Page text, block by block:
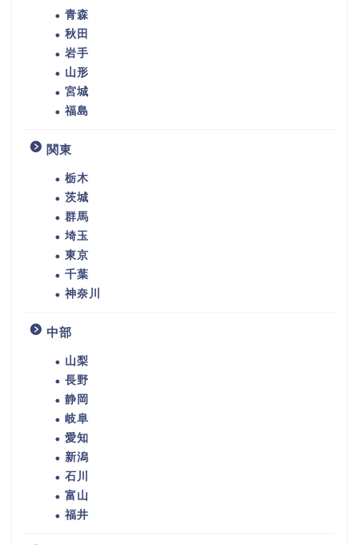
青森
秋田
岩手
山形
宮城
福島
関東
栃木
茨城
群馬
埼玉
東京
千葉
神奈川
中部
山梨
長野
静岡
岐阜
愛知
新潟
石川
富山
福井